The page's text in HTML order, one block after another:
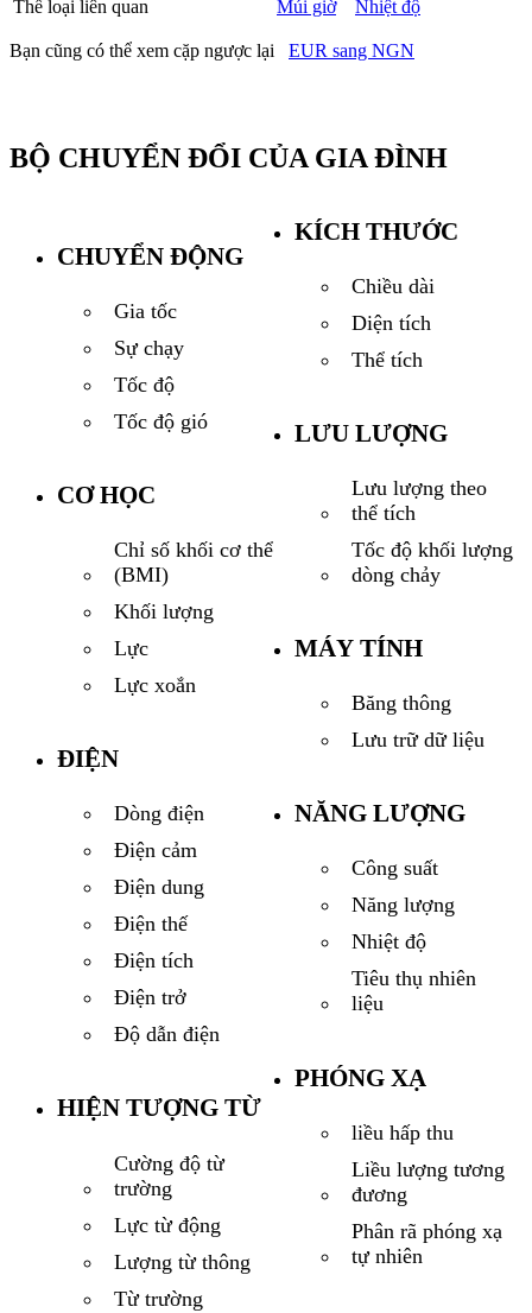
Thể loại liên quan
Múi giờ Nhiệt độ
Bạn cũng có thể xem cặp ngược lại EUR sang NGN
BỘ CHUYỂN ĐỔI CỦA GIA ĐÌNH
CHUYỂN ĐỘNG
Gia tốc
Sự chạy
Tốc độ
Tốc độ gió
CƠ HỌC
Chỉ số khối cơ thể
(BMI)
Khối lượng
Lực
Lực xoắn
ĐIỆN
Dòng điện
Điện cảm
Điện dung
Điện thế
Điện tích
Điện trở
Độ dẫn điện
HIỆN TƯỢNG TỪ
Cường độ từ
trường
Lực từ động
Lượng từ thông
Từ trường
KÍCH THƯỚC
Chiều dài
Diện tích
Thể tích
LƯU LƯỢNG
Lưu lượng theo
thể tích
Tốc độ khối lượng
dòng chảy
MÁY TÍNH
Băng thông
Lưu trữ dữ liệu
NĂNG LƯỢNG
Công suất
Năng lượng
Nhiệt độ
Tiêu thụ nhiên
liệu
PHÓNG XẠ
liều hấp thu
Liều lượng tương
đương
Phân rã phóng xạ
tự nhiên